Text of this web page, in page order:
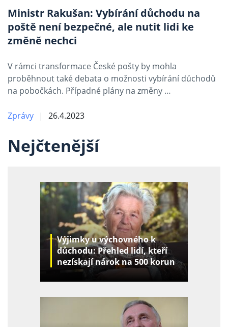
Ministr Rakušan: Vybírání důchodu na
poště není bezpečné, ale nutit lidi ke
změně nechci
V rámci transformace České pošty by mohla
proběhnout také debata o možnosti vybírání důchodů
na pobočkách. Případné plány na změny …
Zprávy 26.4.2023
Nejčtenější
Výjimky u výchovného k
důchodu: Přehled lidí, kteří
nezískají nárok na 500 korun
za děti